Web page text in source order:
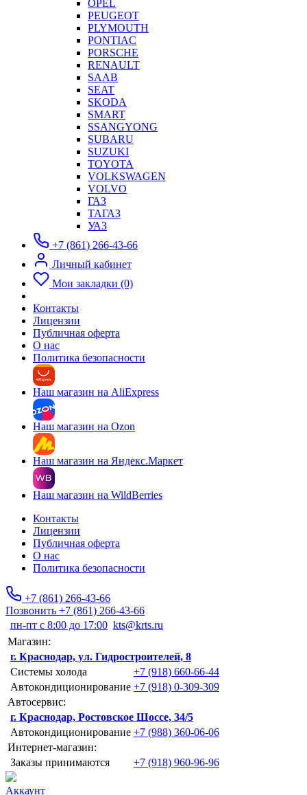
OPEL
PEUGEOT
PLYMOUTH
PONTIAC
PORSCHE
RENAULT
SAAB
SEAT
SKODA
SMART
SSANGYONG
SUBARU
SUZUKI
TOYOTA
VOLKSWAGEN
VOLVO
ГАЗ
ТАГАЗ
УАЗ
+7 (861) 266-43-66
Личный кабинет
Мои закладки (0)
Контакты
Лицензии
Публичная оферта
О нас
Политика безопасности
Наш магазин на AliExpress
Наш магазин на Ozon
Наш магазин на Яндекс.Маркет
Наш магазин на WildBerries
Контакты
Лицензии
Публичная оферта
О нас
Политика безопасности
+7 (861) 266-43-66
Позвонить +7 (861) 266-43-66
пн-пт с 8:00 до 17:00 kts@krts.ru
Магазин:
г. Краснодар, ул. Гидростроителей, 8
Системы холода
+7 (918) 660-66-44
Автокондиционирование +7 (918) 0-309-309
Автосервис:
г. Краснодар, Ростовское Шоссе, 34/5
Автокондиционирование +7 (988) 360-06-06
Интернет-магазин:
Заказы принимаются
+7 (918) 960-96-96
Аккаунт